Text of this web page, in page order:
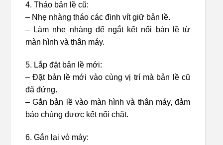
4. Tháo bản lề cũ:
– Nhẹ nhàng tháo các đinh vít giữ bản lề.
– Làm nhẹ nhàng để ngắt kết nối bản lề từ
màn hình và thân máy.
5. Lắp đặt bản lề mới:
– Đặt bản lề mới vào cùng vị trí mà bản lề cũ
đã đứng.
– Gắn bản lề vào màn hình và thân máy, đảm
bảo chúng được kết nối chặt.
6. Gắn lại vỏ máy: